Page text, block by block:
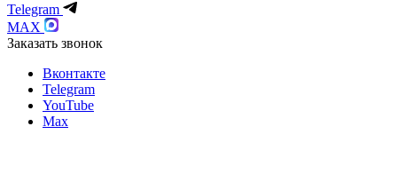
Telegram
MAX
Заказать звонок
Вконтакте
Telegram
YouTube
Max